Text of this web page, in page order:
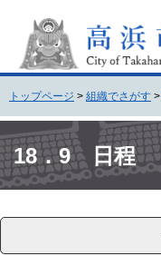
頭
で
す
。
飛
ば
し
て
本
へ
トップページ > 組織でさがす >
文 18．9 日程